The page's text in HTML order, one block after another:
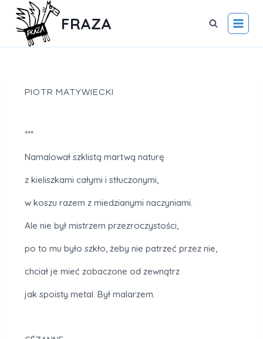
FRAZA
PIOTR MATYWIECKI
***
Namalował szklistą martwą naturę
z kieliszkami całymi i stłuczonymi,
w koszu razem z miedzianymi naczyniami.
Ale nie był mistrzem przezroczystości,
po to mu było szkło, żeby nie patrzeć przez nie,
chciał je mieć zobaczone od zewnątrz
jak spoisty metal. Był malarzem.